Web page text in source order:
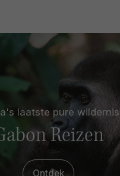
laatste pure wildernis
Reizen
Ontdek